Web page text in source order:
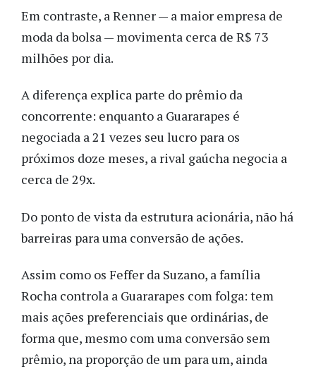
Em contraste, a Renner — a maior empresa de
moda da bolsa — movimenta cerca de R$ 73
milhões por dia.
A diferença explica parte do prêmio da
concorrente: enquanto a Guararapes é
negociada a 21 vezes seu lucro para os
próximos doze meses, a rival gaúcha negocia a
cerca de 29x.
Do ponto de vista da estrutura acionária, não há
barreiras para uma conversão de ações.
Assim como os Feffer da Suzano, a família
Rocha controla a Guararapes com folga: tem
mais ações preferenciais que ordinárias, de
forma que, mesmo com uma conversão sem
prêmio, na proporção de um para um, ainda